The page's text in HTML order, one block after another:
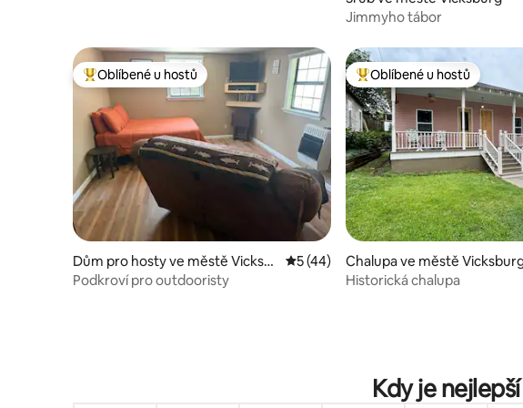
Jimmyho tábor
Nejlepší v kategorii Oblíbené u hostů
Oblíbené u hostů
Dům pro hosty ve městě Vicksb
urg
Průměrné hodnocení 5 z 5, 44
5 (44)
Podkroví pro outdooristy
Nejlepší v kategorii Oblíbené
Oblíbené u hostů
Chalupa ve městě
Historická chalupa
Kdy je